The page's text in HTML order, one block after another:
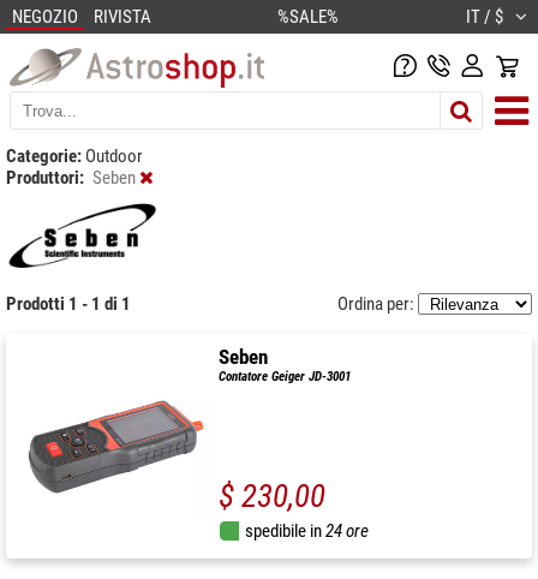
NEGOZIO RIVISTA %SALE% IT / $
Categorie: Outdoor
Produttori: Seben
Prodotti 1 - 1 di 1 Ordina per:
Seben
Contatore Geiger JD-3001
$ 230,00
spedibile in24 ore